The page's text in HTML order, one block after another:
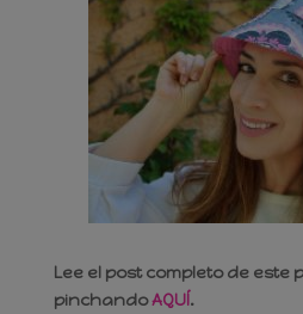
Lee el post completo de
pinchandoAQUÍ.